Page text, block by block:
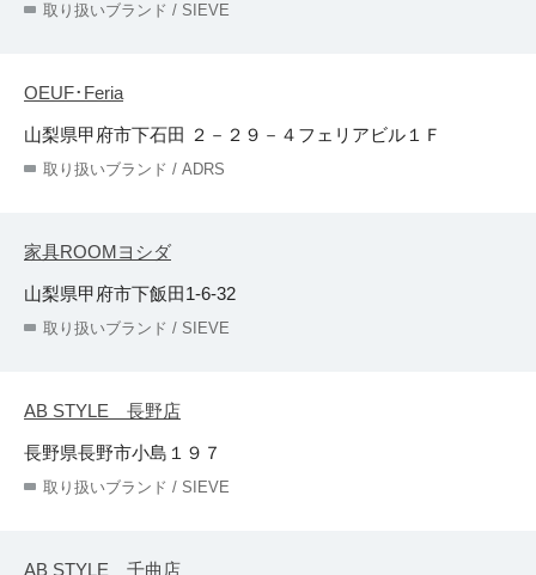
取り扱いブランド / SIEVE
OEUF･Feria
山梨県甲府市下石田 ２－２９－４フェリアビル１Ｆ
取り扱いブランド / ADRS
家具ROOMヨシダ
山梨県甲府市下飯田1-6-32
取り扱いブランド / SIEVE
AB STYLE 長野店
長野県長野市小島１９７
取り扱いブランド / SIEVE
AB STYLE 千曲店